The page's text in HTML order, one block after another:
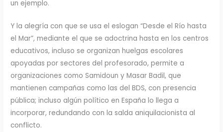
un ejemplo.
Y la alegría con que se usa el eslogan “Desde el Río hasta
el Mar”, mediante el que se adoctrina hasta en los centros
educativos, incluso se organizan huelgas escolares
apoyadas por sectores del profesorado, permite a
organizaciones como Samidoun y Masar Badil, que
mantienen campañas como las del BDS, con presencia
pública; incluso algún político en España lo llega a
incorporar, redundando con la salda aniquilacionista al
conflicto.